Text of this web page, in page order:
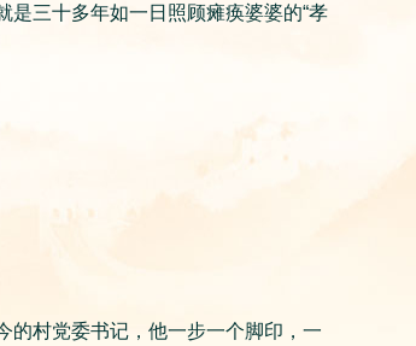
三十多年如一日照顾瘫痪婆婆的“孝
的村党委书记，他一步一个脚印，一